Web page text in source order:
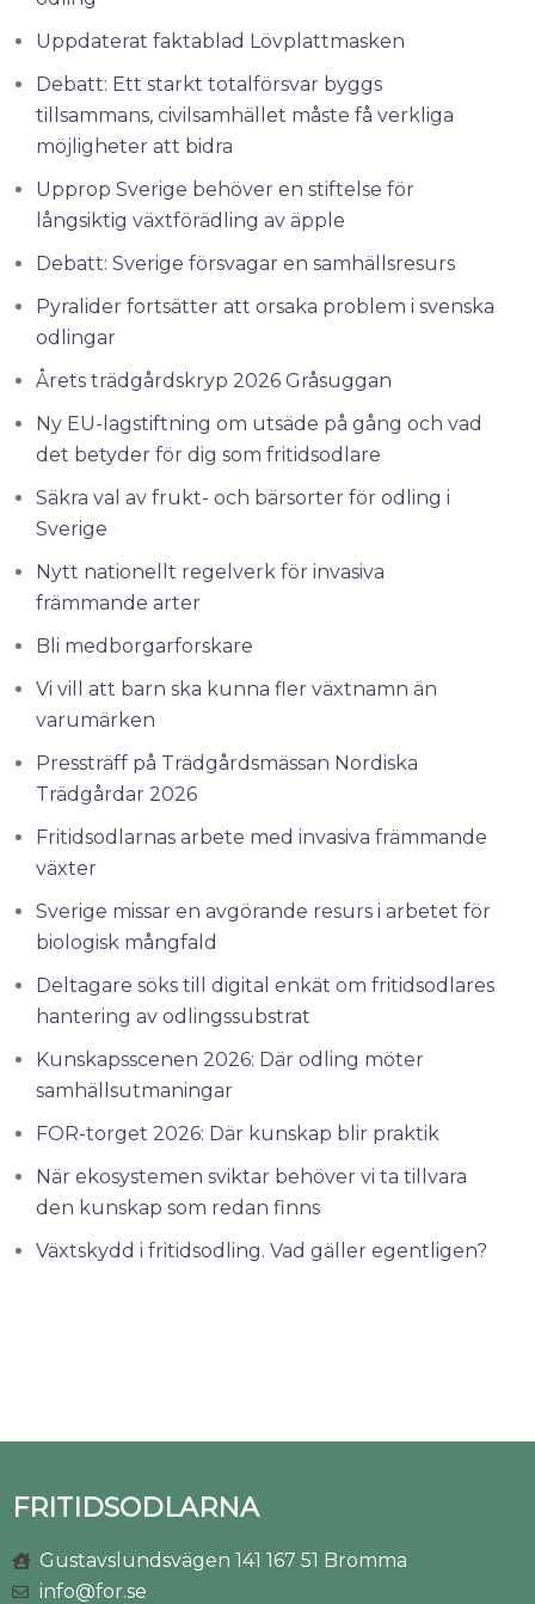
Uppdaterat faktablad Lövplattmasken
Debatt: Ett starkt totalförsvar byggs
tillsammans, civilsamhället måste få verkliga
möjligheter att bidra
Upprop Sverige behöver en stiftelse för
långsiktig växtförädling av äpple
Debatt: Sverige försvagar en samhällsresurs
Pyralider fortsätter att orsaka problem i svenska
odlingar
Årets trädgårdskryp 2026 Gråsuggan
Ny EU-lagstiftning om utsäde på gång och vad
det betyder för dig som fritidsodlare
Säkra val av frukt- och bärsorter för odling i
Sverige
Nytt nationellt regelverk för invasiva
främmande arter
Bli medborgarforskare
Vi vill att barn ska kunna fler växtnamn än
varumärken
Pressträff på Trädgårdsmässan Nordiska
Trädgårdar 2026
Fritidsodlarnas arbete med invasiva främmande
växter
Sverige missar en avgörande resurs i arbetet för
biologisk mångfald
Deltagare söks till digital enkät om fritidsodlares
hantering av odlingssubstrat
Kunskapsscenen 2026: Där odling möter
samhällsutmaningar
FOR-torget 2026: Där kunskap blir praktik
När ekosystemen sviktar behöver vi ta tillvara
den kunskap som redan finns
Växtskydd i fritidsodling. Vad gäller egentligen?
FRITIDSODLARNA
Gustavslundsvägen 141 167 51 Bromma
info@for.se